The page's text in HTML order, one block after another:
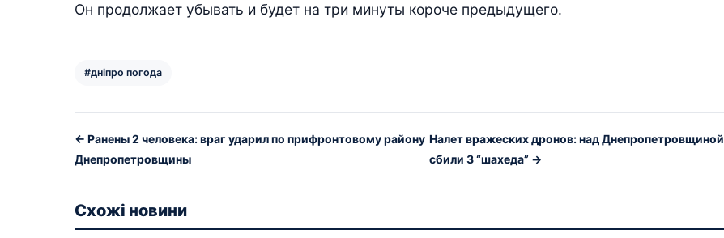
Он продолжает убывать и будет на три минуты короче предыдущего.
#дніпро погода
← Ранены 2 человека: враг ударил по прифронтовому району
Днепропетровщины
Налет вражеских дронов: над Днепропетровщиной
сбили 3 “шахеда” →
Схожі новини